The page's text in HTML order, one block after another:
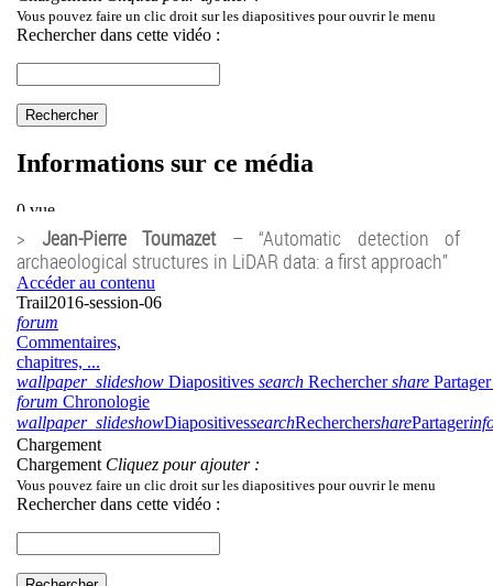
> Jean-Pierre Toumazet– “Automatic detection of
archaeological structures in LiDAR data: a first approach”